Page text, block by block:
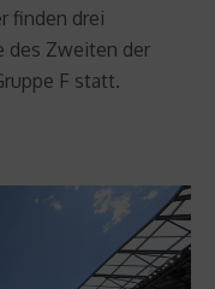
finden drei
des Zweiten der
F statt.